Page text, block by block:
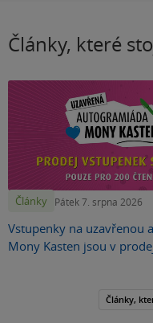
Články, které
Články Pátek 7. srpna 2026
Vstupenky na uzavřenou
Mony Kasten jsou v
Články,